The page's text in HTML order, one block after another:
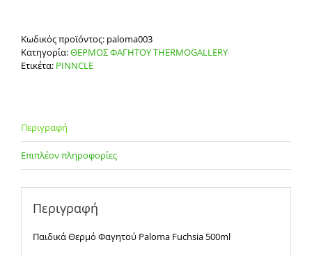
Κωδικός προϊόντος: paloma003
Κατηγορία:ΘΕΡΜΟΣ ΦΑΓΗΤΟΥ THERMOGALLERY
Ετικέτα: PINNCLE
Περιγραφή
Επιπλέον πληροφορίες
Περιγραφή
Παιδικά Θερμό Φαγητού Paloma Fuchsia 500ml